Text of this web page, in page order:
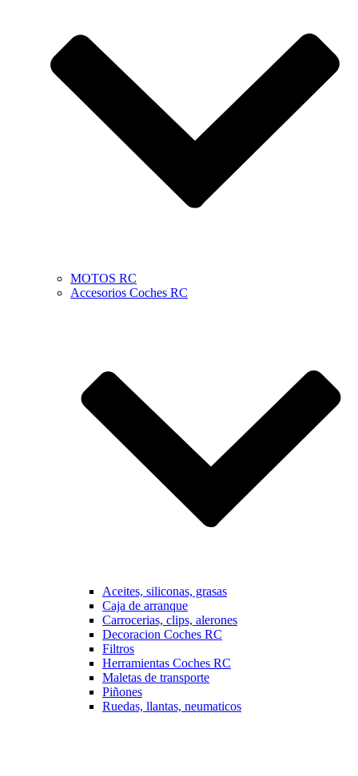
MOTOS RC
Accesorios Coches RC
Aceites, siliconas, grasas
Caja de arranque
Carrocerias, clips, alerones
Decoracion Coches RC
Filtros
Herramientas Coches RC
Maletas de transporte
Piñones
Ruedas, llantas, neumaticos